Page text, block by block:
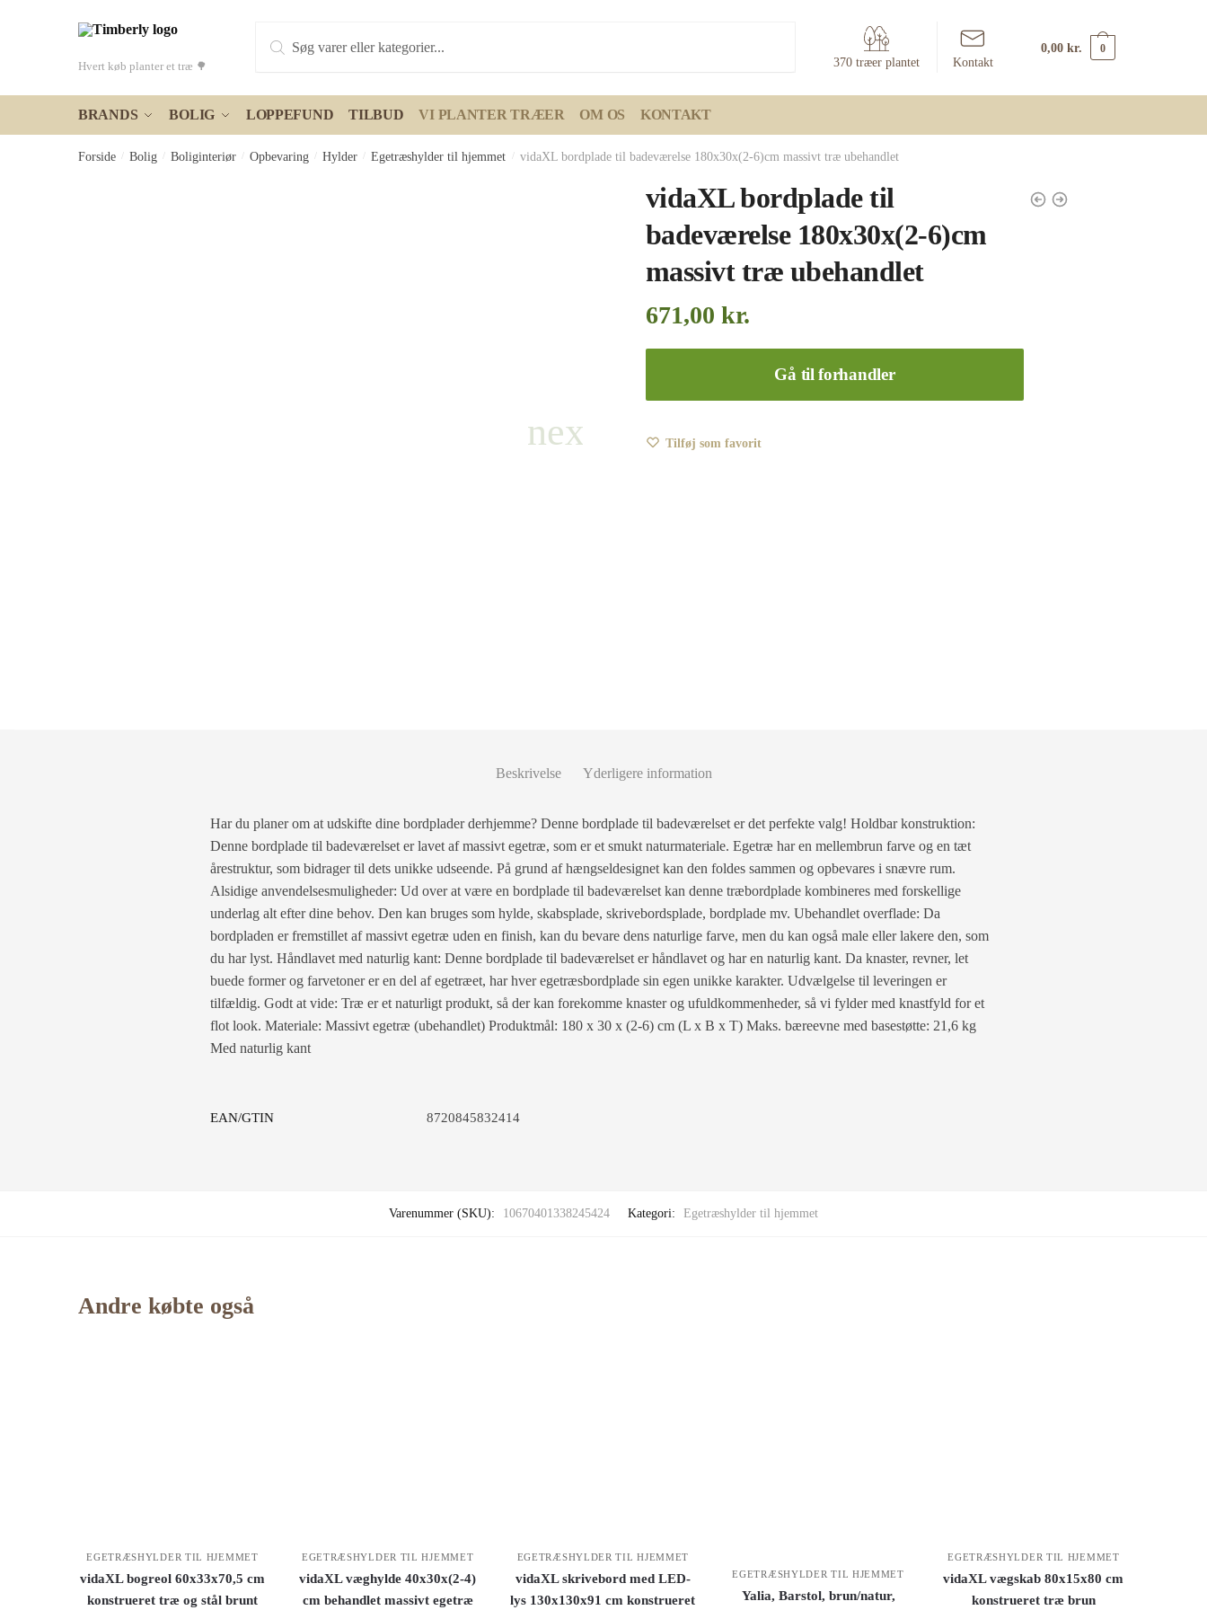
Hvert køb planter et træ 🌳
search
370 træer plantet Kontakt
0,00 kr. 0
BRANDS BOLIG LOPPEFUND TILBUD VI PLANTER TRÆER OM OS KONTAKT
Forside Bolig Boliginteriør Opbevaring Hylder Egetræshylder til hjemmet vidaXL bordplade til badeværelse 180x30x(2-6)cm massivt træ ubehandlet
vidaXL bordplade til
badeværelse 180x30x(2-6)cm
massivt træ ubehandlet
671,00 kr.
Gå til forhandler
Tilføj som favorit
Beskrivelse Yderligere information
Har du planer om at udskifte dine bordplader derhjemme? Denne bordplade til badeværelset er det perfekte valg! Holdbar konstruktion:
Denne bordplade til badeværelset er lavet af massivt egetræ, som er et smukt naturmateriale. Egetræ har en mellembrun farve og en tæt
årestruktur, som bidrager til dets unikke udseende. På grund af hængseldesignet kan den foldes sammen og opbevares i snævre rum.
Alsidige anvendelsesmuligheder: Ud over at være en bordplade til badeværelset kan denne træbordplade kombineres med forskellige
underlag alt efter dine behov. Den kan bruges som hylde, skabsplade, skrivebordsplade, bordplade mv. Ubehandlet overflade: Da
bordpladen er fremstillet af massivt egetræ uden en finish, kan du bevare dens naturlige farve, men du kan også male eller lakere den, som
du har lyst. Håndlavet med naturlig kant: Denne bordplade til badeværelset er håndlavet og har en naturlig kant. Da knaster, revner, let
buede former og farvetoner er en del af egetræet, har hver egetræsbordplade sin egen unikke karakter. Udvælgelse til leveringen er
tilfældig. Godt at vide: Træ er et naturligt produkt, så der kan forekomme knaster og ufuldkommenheder, så vi fylder med knastfyld for et
flot look. Materiale: Massivt egetræ (ubehandlet) Produktmål: 180 x 30 x (2-6) cm (L x B x T) Maks. bæreevne med basestøtte: 21,6 kg
Med naturlig kant
EAN/GTIN 8720845832414
Varenummer (SKU): 10670401338245424 Kategori: Egetræshylder til hjemmet
Andre købte også
EGETRÆSHYLDER TIL HJEMMET
vidaXL bogreol 60x33x70,5 cm
konstrueret træ og stål brunt
EGETRÆSHYLDER TIL HJEMMET
vidaXL væghylde 40x30x(2-4)
cm behandlet massivt egetræ
EGETRÆSHYLDER TIL HJEMMET
vidaXL skrivebord med LED-
lys 130x130x91 cm konstrueret
EGETRÆSHYLDER TIL HJEMMET
Yalia, Barstol, brun/natur,
EGETRÆSHYLDER TIL HJEMMET
vidaXL vægskab 80x15x80 cm
konstrueret træ brun